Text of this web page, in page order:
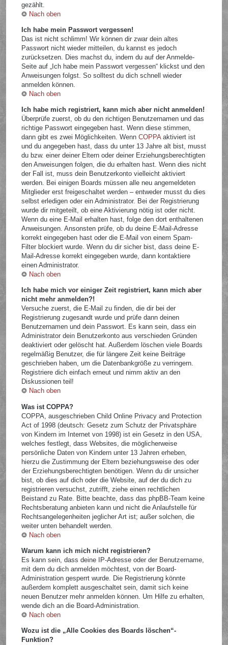
gezählt.
Nach oben
Ich habe mein Passwort vergessen!
Das ist nicht schlimm! Wir können dir zwar dein altes
Passwort nicht wieder mitteilen, du kannst es jedoch
zurücksetzen. Dies machst du, indem du auf der Anmelde-
Seite auf „Ich habe mein Passwort vergessen“ klickst und den
Anweisungen folgst. So solltest du dich schnell wieder
anmelden können.
Nach oben
Ich habe mich registriert, kann mich aber nicht anmelden!
Überprüfe zuerst, ob du den richtigen Benutzernamen und das
richtige Passwort eingegeben hast. Wenn diese stimmen,
dann gibt es zwei Möglichkeiten. WennCOPPAaktiviert ist
und du angegeben hast, dass du unter 13 Jahre alt bist, musst
du bzw. einer deiner Eltern oder deiner Erziehungsberechtigten
den Anweisungen folgen, die du erhalten hast. Wenn dies nicht
der Fall ist, muss dein Benutzerkonto vielleicht aktiviert
werden. Bei einigen Boards müssen alle neu angemeldeten
Mitglieder erst freigeschaltet werden – entweder musst du dies
selbst erledigen oder ein Administrator. Bei der Registrierung
wurde dir mitgeteilt, ob eine Aktivierung nötig ist oder nicht.
Wenn du eine E-Mail erhalten hast, folge den dort enthaltenen
Anweisungen. Ansonsten prüfe, ob du deine E-Mail-Adresse
korrekt eingegeben hast oder die E-Mail von einem Spam-
Filter blockiert wurde. Wenn du dir sicher bist, dass deine E-
Mail-Adresse korrekt eingegeben wurde, dann kontaktiere
einen Administrator.
Nach oben
Ich habe mich vor einiger Zeit registriert, kann mich aber
nicht mehr anmelden?!
Versuche zuerst, die E-Mail zu finden, die dir bei der
Registrierung zugesandt wurde und prüfe dann deinen
Benutzernamen und dein Passwort. Es kann sein, dass ein
Administrator dein Benutzerkonto aus verschieden Gründen
deaktiviert oder gelöscht hat. Außerdem löschen viele Boards
regelmäßig Benutzer, die für längere Zeit keine Beiträge
geschrieben haben, um die Datenbankgröße zu verringern.
Registriere dich einfach erneut und nimm aktiv an den
Diskussionen teil!
Nach oben
Was ist COPPA?
COPPA, ausgeschrieben Child Online Privacy and Protection
Act of 1998 (deutsch: Gesetz zum Schutz der Privatsphäre
von Kindern im Internet von 1998) ist ein Gesetz in den USA,
welches festlegt, dass Websites, die möglicherweise
persönliche Daten von Kindern unter 13 Jahren erheben,
hierzu die Zustimmung der Eltern beziehungsweise des oder
der Erziehungsberechtigten benötigen. Wenn du dir unsicher
bist, ob dies auf dich oder die Website, auf der du dich zu
registrieren versuchst, zutrifft, ziehe einen rechtlichen
Beistand zu Rate. Bitte beachte, dass das phpBB-Team keine
Rechtsberatung anbieten kann und nicht die Anlaufstelle für
Rechtsangelegenheiten jeglicher Art ist; außer solchen, die
weiter unten behandelt werden.
Nach oben
Warum kann ich mich nicht registrieren?
Es kann sein, dass deine IP-Adresse oder der Benutzername,
mit dem du dich anmelden möchtest, von der Board-
Administration gesperrt wurde. Die Registrierung könnte
außerdem komplett ausgeschaltet sein, damit sich keine
neuen Benutzer mehr anmelden können. Um Hilfe zu erhalten,
wende dich an die Board-Administration.
Nach oben
Wozu ist die „Alle Cookies des Boards löschen“-
Funktion?